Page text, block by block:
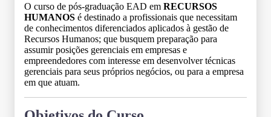
O curso de pós-graduação EAD em RECURSOS
HUMANOS é destinado a profissionais que necessitam
de conhecimentos diferenciados aplicados à gestão de
Recursos Humanos; que busquem preparação para
assumir posições gerenciais em empresas e
empreendedores com interesse em desenvolver técnicas
gerenciais para seus próprios negócios, ou para a empresa
em que atuam.